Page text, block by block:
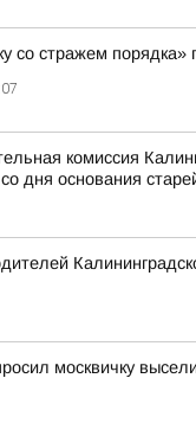
со стражем порядка»
комиссия
дня основания
москвичку